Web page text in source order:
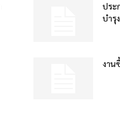
ประ
บำรุ
งาน